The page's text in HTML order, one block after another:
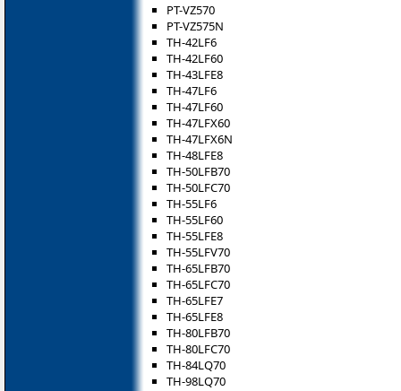
PT-VZ570
PT-VZ575N
TH-42LF6
TH-42LF60
TH-43LFE8
TH-47LF6
TH-47LF60
TH-47LFX60
TH-47LFX6N
TH-48LFE8
TH-50LFB70
TH-50LFC70
TH-55LF6
TH-55LF60
TH-55LFE8
TH-55LFV70
TH-65LFB70
TH-65LFC70
TH-65LFE7
TH-65LFE8
TH-80LFB70
TH-80LFC70
TH-84LQ70
TH-98LQ70